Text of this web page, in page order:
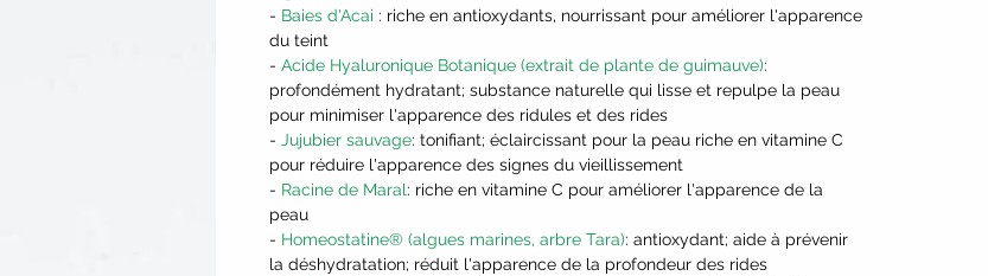
- Baies d'Acai : riche en antioxydants, nourrissant pour améliorer l'apparence
du teint
- Acide Hyaluronique Botanique (extrait de plante de guimauve):
profondément hydratant; substance naturelle qui lisse et repulpe la peau
pour minimiser l'apparence des ridules et des rides
- Jujubier sauvage: tonifiant; éclaircissant pour la peau riche en vitamine C
pour réduire l'apparence des signes du vieillissement
- Racine de Maral: riche en vitamine C pour améliorer l'apparence de la
peau
- Homeostatine® (algues marines, arbre Tara): antioxydant; aide à prévenir
la déshydratation; réduit l'apparence de la profondeur des rides